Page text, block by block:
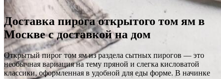
Доставка пирога открытого том ям в
Москве с доставкой на дом
Открытый пирог том ям из раздела сытных пирогов — это
необычная вариация на тему пряной и слегка кисловатой
классики, оформленная в удобной для еды форме. В начинке